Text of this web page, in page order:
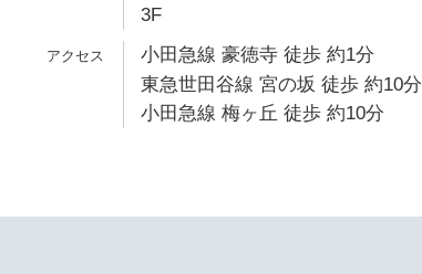
3F
小田急線 豪徳寺 徒歩 約1分
東急世田谷線 宮の坂 徒歩 約10分
小田急線 梅ヶ丘 徒歩 約10分